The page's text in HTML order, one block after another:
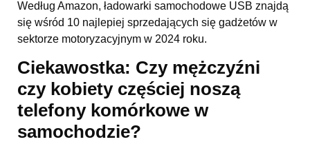
Według Amazon, ładowarki samochodowe USB znajdą
się wśród 10 najlepiej sprzedających się gadżetów w
sektorze motoryzacyjnym w 2024 roku.
Ciekawostka: Czy mężczyźni
czy kobiety częściej noszą
telefony komórkowe w
samochodzie?